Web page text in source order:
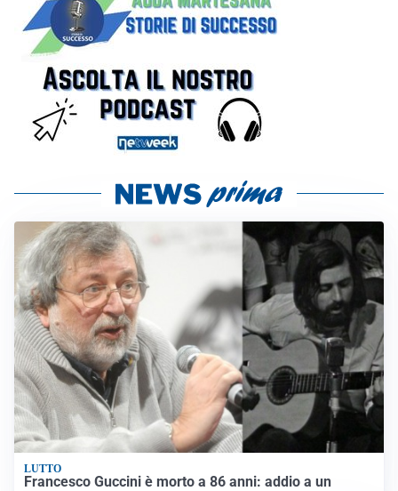
LUTTO
Francesco Guccini è morto a 86 anni: addio a un